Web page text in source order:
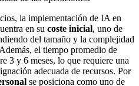
la implementación de IA en
en su coste inicial, uno de
del tamaño y la complejidad
el tiempo promedio de
3 y 6 meses, lo que requiere una
adecuada de recursos. Por
se posiciona como uno de